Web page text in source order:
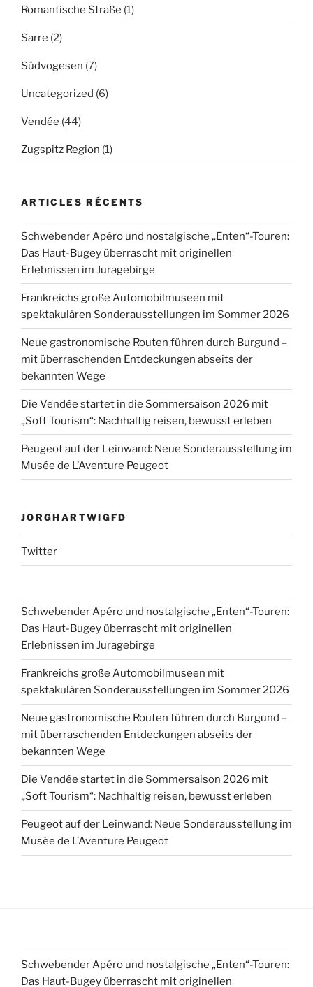
Romantische Straße (1)
Sarre (2)
Südvogesen (7)
Uncategorized (6)
Vendée (44)
Zugspitz Region (1)
ARTICLES RÉCENTS
Schwebender Apéro und nostalgische „Enten“-Touren:
Das Haut-Bugey überrascht mit originellen
Erlebnissen im Juragebirge
Frankreichs große Automobilmuseen mit
spektakulären Sonderausstellungen im Sommer 2026
Neue gastronomische Routen führen durch Burgund –
mit überraschenden Entdeckungen abseits der
bekannten Wege
Die Vendée startet in die Sommersaison 2026 mit
„Soft Tourism“: Nachhaltig reisen, bewusst erleben
Peugeot auf der Leinwand: Neue Sonderausstellung im
Musée de L’Aventure Peugeot
JORGHARTWIGFD
Twitter
Schwebender Apéro und nostalgische „Enten“-Touren:
Das Haut-Bugey überrascht mit originellen
Erlebnissen im Juragebirge
Frankreichs große Automobilmuseen mit
spektakulären Sonderausstellungen im Sommer 2026
Neue gastronomische Routen führen durch Burgund –
mit überraschenden Entdeckungen abseits der
bekannten Wege
Die Vendée startet in die Sommersaison 2026 mit
„Soft Tourism“: Nachhaltig reisen, bewusst erleben
Peugeot auf der Leinwand: Neue Sonderausstellung im
Musée de L’Aventure Peugeot
Schwebender Apéro und nostalgische „Enten“-Touren:
Das Haut-Bugey überrascht mit originellen